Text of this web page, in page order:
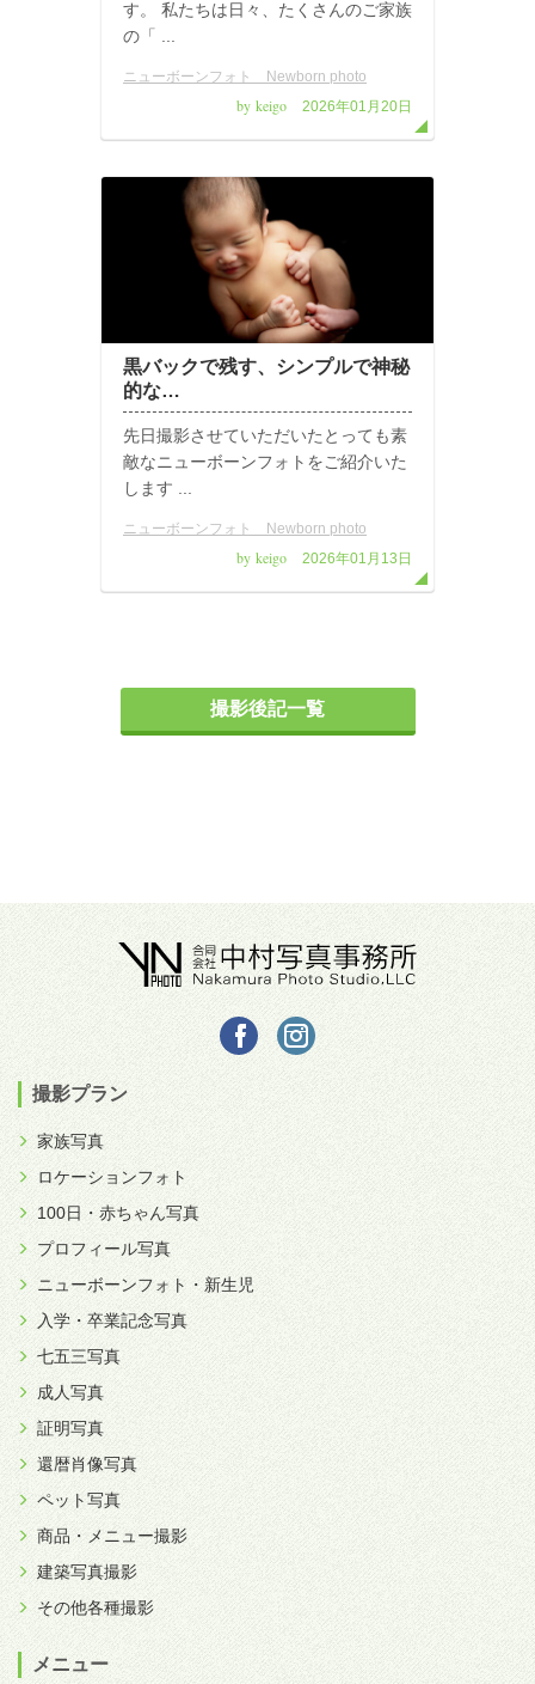
す。 私たちは日々、たくさんのご家族
の「 ...
ニューボーンフォト Newborn photo
by keigo 2026年01月20日
黒バックで残す、シンプルで神秘
的な…
先日撮影させていただいたとっても素
敵なニューボーンフォトをご紹介いた
します ...
ニューボーンフォト Newborn photo
by keigo 2026年01月13日
撮影後記一覧
撮影プラン
家族写真
ロケーションフォト
100日・赤ちゃん写真
プロフィール写真
ニューボーンフォト・新生児
入学・卒業記念写真
七五三写真
成人写真
証明写真
還暦肖像写真
ペット写真
商品・メニュー撮影
建築写真撮影
その他各種撮影
メニュー